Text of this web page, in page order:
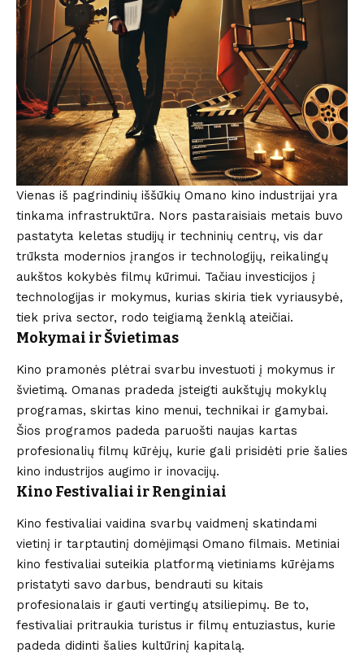
Vienas iš pagrindinių iššūkių Omano kino industrijai yra
tinkama infrastruktūra. Nors pastaraisiais metais buvo
pastatyta keletas studijų ir techninių centrų, vis dar
trūksta modernios įrangos ir technologijų, reikalingų
aukštos kokybės filmų kūrimui. Tačiau investicijos į
technologijas ir mokymus, kurias skiria tiek vyriausybė,
tiek priva sector, rodo teigiamą ženklą ateičiai.
Mokymai ir Švietimas
Kino pramonės plėtrai svarbu investuoti į mokymus ir
švietimą. Omanas pradeda įsteigti aukštųjų mokyklų
programas, skirtas kino menui, technikai ir gamybai.
Šios programos padeda paruošti naujas kartas
profesionalių filmų kūrėjų, kurie gali prisidėti prie šalies
kino industrijos augimo ir inovacijų.
Kino Festivaliai ir Renginiai
Kino festivaliai vaidina svarbų vaidmenį skatindami
vietinį ir tarptautinį domėjimąsi Omano filmais. Metiniai
kino festivaliai suteikia platformą vietiniams kūrėjams
pristatyti savo darbus, bendrauti su kitais
profesionalais ir gauti vertingų atsiliepimų. Be to,
festivaliai pritraukia turistus ir filmų entuziastus, kurie
padeda didinti šalies kultūrinį kapitalą.